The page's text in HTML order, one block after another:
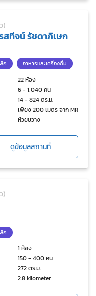
)
สทีจน์ รัชดาภิเษก
ก อาหารและเครื่องดื่ม
22 ห้อง
6 - 1,040 คน
14 - 824 ตร.ม.
เพียง 200 เมตร จาก MRT
ห้วยขวาง
ดูข้อมูลสถานที่
)
ก
1 ห้อง
150 - 400 คน
272 ตร.ม.
2.8 kilometer